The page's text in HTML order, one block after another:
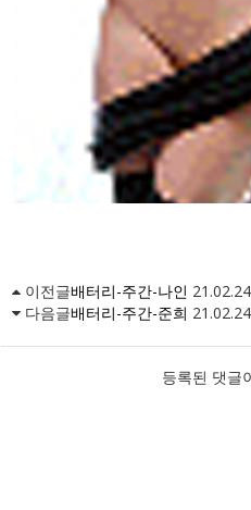
이전글배터리-주간-나인 21.02.24
다음글배터리-주간-준희 21.02.24
등록된 댓글